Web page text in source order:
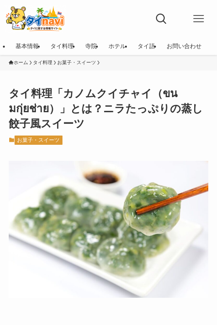
基本情報 タイ料理 寺院 ホテル タイ語 お問い合わせ
ホーム タイ料理 お菓子・スイーツ
タイ料理「カノムクイチャイ（ขน
มกุ่ยช่าย）」とは？ニラたっぷりの蒸し
餃子風スイーツ
お菓子・スイーツ